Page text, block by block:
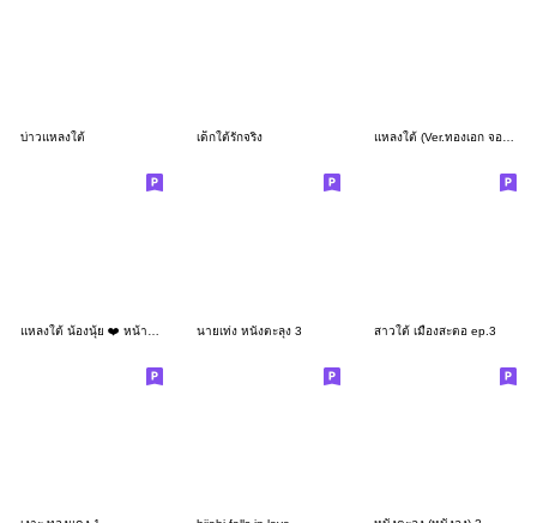
บ่าวแหลงใต้ เด็กใต้รักจริง แหลงใต้ (Ver.ทองเอก จอมแก่น)
นายเท่ง หนังตะลุง 3 สาวใต้ เมืองสะตอ ep.3